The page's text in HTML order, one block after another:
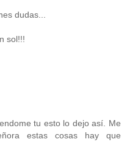
dudas...
sol!!!
tu esto lo dejo así. Me
estas cosas hay que